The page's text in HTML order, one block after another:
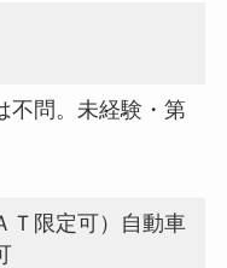
不問。未経験・第
Ｔ限定可）自動車